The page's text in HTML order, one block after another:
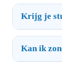
Krijg je
Kan ik